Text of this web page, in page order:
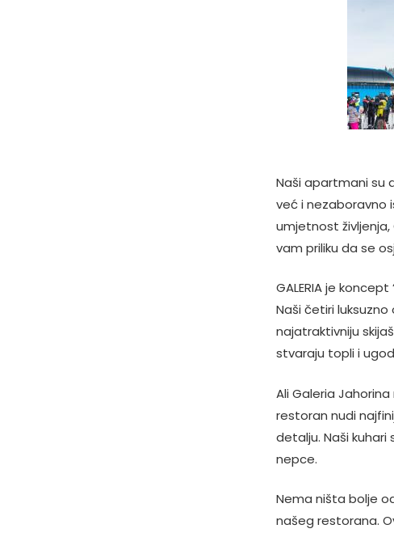
Naši apartmani su
već i nezaboravno
umjetnost življenja,
vam priliku da se
GALERIA je
Naši četiri
najatraktivniju
stvaraju topli i
Ali Galeria
restoran nudi
detalju. Naši
nepce.
Nema ništa bolje
našeg restorana.